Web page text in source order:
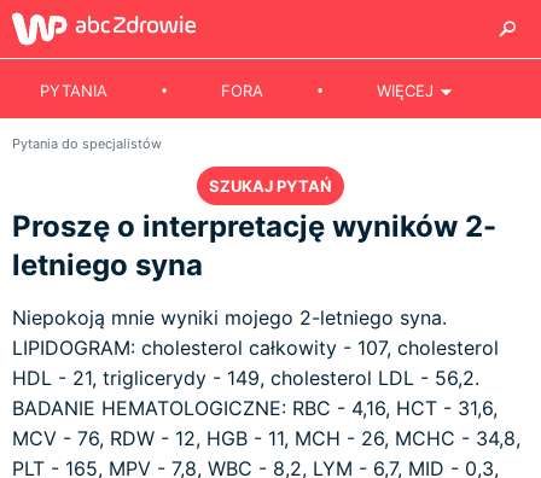
PYTANIA FORA WIĘCEJ
Pytania do specjalistów
SZUKAJ PYTAŃ
Proszę o interpretację wyników 2-
letniego syna
Niepokoją mnie wyniki mojego 2-letniego syna.
LIPIDOGRAM: cholesterol całkowity - 107, cholesterol
HDL - 21, triglicerydy - 149, cholesterol LDL - 56,2.
BADANIE HEMATOLOGICZNE: RBC - 4,16, HCT - 31,6,
MCV - 76, RDW - 12, HGB - 11, MCH - 26, MCHC - 34,8,
PLT - 165, MPV - 7,8, WBC - 8,2, LYM - 6,7, MID - 0,3,